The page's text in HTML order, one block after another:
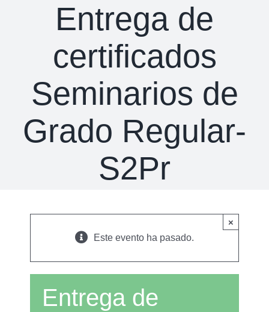
Entrega de
certificados
Seminarios de
Grado Regular-
S2Pr
×
Este evento ha pasado.
Entrega de